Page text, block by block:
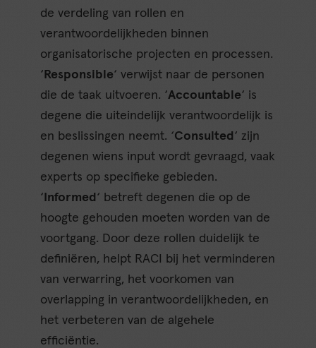
de verdeling van rollen en
verantwoordelijkheden binnen
organisatorische projecten en processen.
‘ Responsible‘ verwijst naar de personen
die de taak uitvoeren. ‘Accountable‘ is
degene die uiteindelijk verantwoordelijk is
en beslissingen neemt. ‘Consulted ‘ zijn
degenen wiens input wordt gevraagd, vaak
experts op specifieke gebieden.
‘ Informed ‘ betreft degenen die op de
hoogte gehouden moeten worden van de
voortgang. Door deze rollen duidelijk te
definiëren, helpt RACI bij het verminderen
van verwarring, het voorkomen van
overlapping in verantwoordelijkheden, en
het verbeteren van de algehele
efficiëntie.